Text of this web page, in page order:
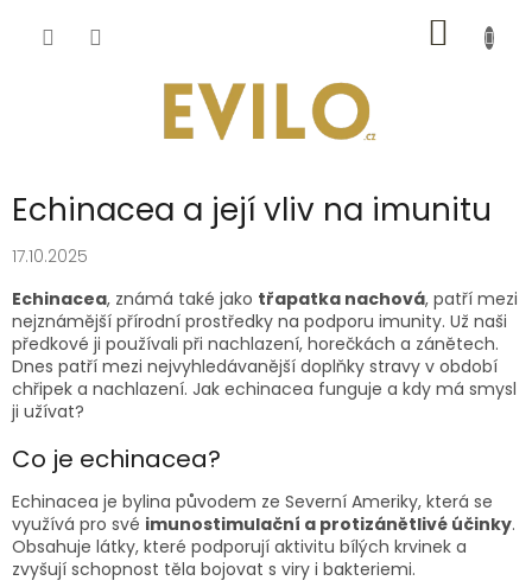
KOŠÍK
Echinacea a její vliv na imunitu
17.10.2025
Echinacea, známá také jako třapatka nachová, patří mezi
nejznámější přírodní prostředky na podporu imunity. Už naši
předkové ji používali při nachlazení, horečkách a zánětech.
Dnes patří mezi nejvyhledávanější doplňky stravy v období
chřipek a nachlazení. Jak echinacea funguje a kdy má smysl
ji užívat?
Co je echinacea?
Echinacea je bylina původem ze Severní Ameriky, která se
využívá pro své imunostimulační a protizánětlivé účinky.
Obsahuje látky, které podporují aktivitu bílých krvinek a
zvyšují schopnost těla bojovat s viry i bakteriemi.